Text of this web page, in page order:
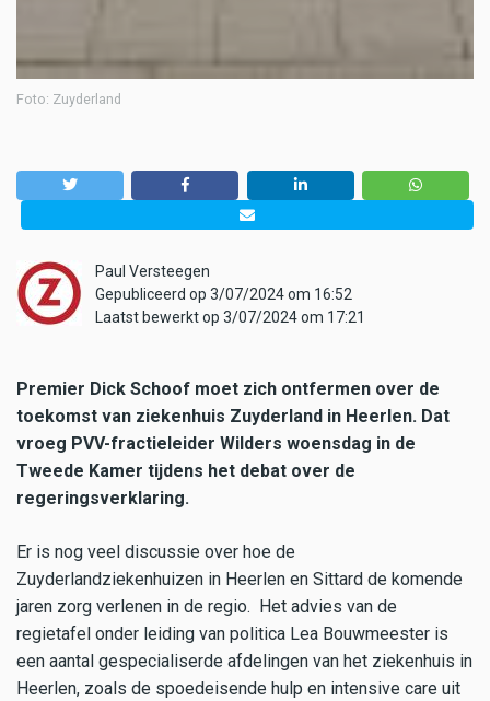
Foto: Zuyderland
Paul Versteegen
Gepubliceerd op 3/07/2024 om 16:52
Laatst bewerkt op 3/07/2024 om 17:21
Premier Dick Schoof moet zich ontfermen over de
toekomst van ziekenhuis Zuyderland in Heerlen. Dat
vroeg PVV-fractieleider Wilders woensdag in de
Tweede Kamer tijdens het debat over de
regeringsverklaring.
Er is nog veel discussie over hoe de
Zuyderlandziekenhuizen in Heerlen en Sittard de komende
jaren zorg verlenen in de regio. Het advies van de
regietafel onder leiding van politica Lea Bouwmeester is
een aantal gespecialiserde afdelingen van het ziekenhuis in
Heerlen, zoals de spoedeisende hulp en intensive care uit